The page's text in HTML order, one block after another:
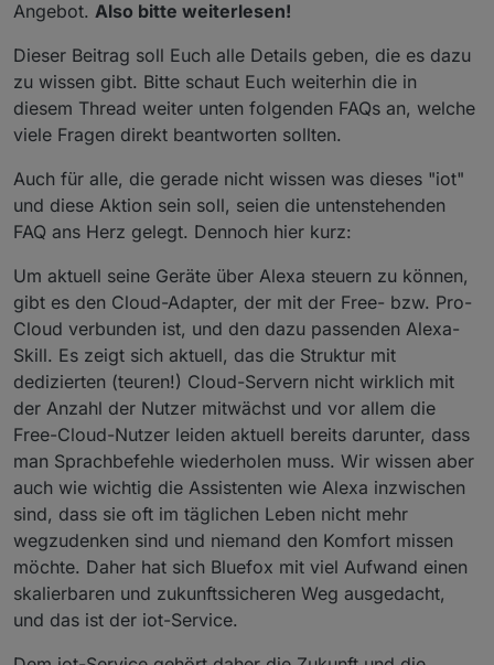
Angebot. Also bitte weiterlesen!
Dieser Beitrag soll Euch alle Details geben, die es dazu
zu wissen gibt. Bitte schaut Euch weiterhin die in
diesem Thread weiter unten folgenden FAQs an, welche
viele Fragen direkt beantworten sollten.
Auch für alle, die gerade nicht wissen was dieses "iot"
und diese Aktion sein soll, seien die untenstehenden
FAQ ans Herz gelegt. Dennoch hier kurz:
Um aktuell seine Geräte über Alexa steuern zu können,
gibt es den Cloud-Adapter, der mit der Free- bzw. Pro-
Cloud verbunden ist, und den dazu passenden Alexa-
Skill. Es zeigt sich aktuell, das die Struktur mit
dedizierten (teuren!) Cloud-Servern nicht wirklich mit
der Anzahl der Nutzer mitwächst und vor allem die
Free-Cloud-Nutzer leiden aktuell bereits darunter, dass
man Sprachbefehle wiederholen muss. Wir wissen aber
auch wie wichtig die Assistenten wie Alexa inzwischen
sind, dass sie oft im täglichen Leben nicht mehr
wegzudenken sind und niemand den Komfort missen
möchte. Daher hat sich Bluefox mit viel Aufwand einen
skalierbaren und zukunftssicheren Weg ausgedacht,
und das ist der iot-Service.